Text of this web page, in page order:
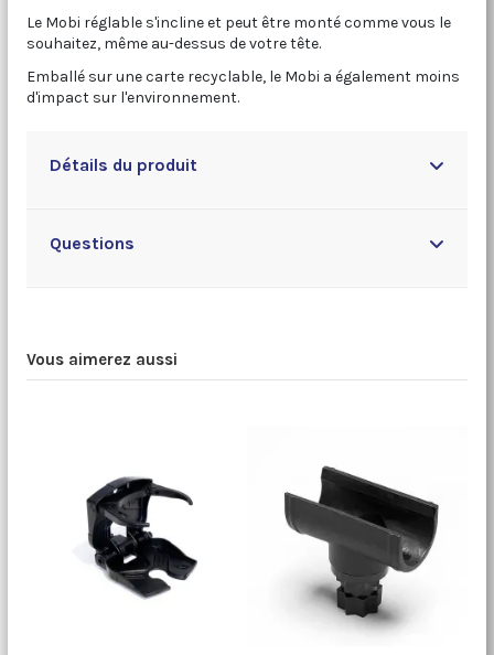
Le Mobi réglable s'incline et peut être monté comme vous le
souhaitez, même au-dessus de votre tête.
Emballé sur une carte recyclable, le Mobi a également moins
d'impact sur l'environnement.
Détails du produit
Questions
Vous aimerez aussi